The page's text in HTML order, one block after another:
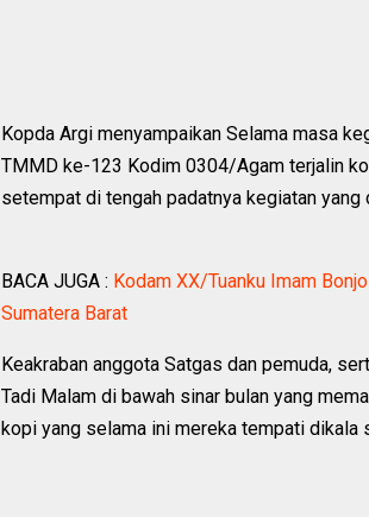
Kopda Argi menyampaikan Selama masa
TMMD ke-123 Kodim 0304/Agam terjalin
setempat di tengah padatnya kegiatan yang
BACA JUGA : Kodam XX/Tuanku Imam
Sumatera Barat
Keakraban anggota Satgas dan pemuda,
Tadi Malam di bawah sinar bulan yang
kopi yang selama ini mereka tempati dikala